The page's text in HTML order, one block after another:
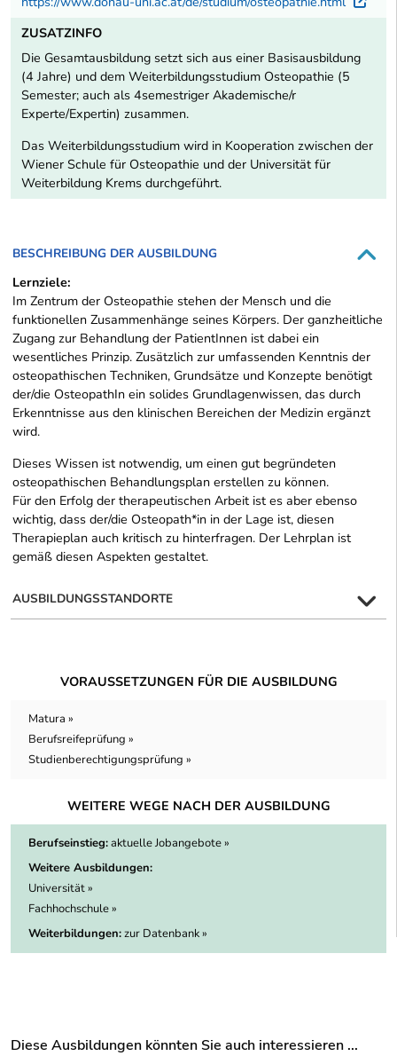
ZUSATZINFO
Die Gesamtausbildung setzt sich aus einer Basisausbildung
(4 Jahre) und dem Weiterbildungsstudium Osteopathie (5
Semester; auch als 4semestriger Akademische/r
Experte/Expertin) zusammen.
Das Weiterbildungsstudium wird in Kooperation zwischen der
Wiener Schule für Osteopathie und der Universität für
Weiterbildung Krems durchgeführt.
BESCHREIBUNG DER AUSBILDUNG
Lernziele:
Im Zentrum der Osteopathie stehen der Mensch und die
funktionellen Zusammenhänge seines Körpers. Der ganzheitliche
Zugang zur Behandlung der PatientInnen ist dabei ein
wesentliches Prinzip. Zusätzlich zur umfassenden Kenntnis der
osteopathischen Techniken, Grundsätze und Konzepte benötigt
der/die OsteopathIn ein solides Grundlagenwissen, das durch
Erkenntnisse aus den klinischen Bereichen der Medizin ergänzt
wird.
Dieses Wissen ist notwendig, um einen gut begründeten
osteopathischen Behandlungsplan erstellen zu können.
Für den Erfolg der therapeutischen Arbeit ist es aber ebenso
wichtig, dass der/die Osteopath*in in der Lage ist, diesen
Therapieplan auch kritisch zu hinterfragen. Der Lehrplan ist
gemäß diesen Aspekten gestaltet.
AUSBILDUNGSSTANDORTE
VORAUSSETZUNGEN FÜR DIE AUSBILDUNG
Matura »
Berufsreifeprüfung »
Studienberechtigungsprüfung »
WEITERE WEGE NACH DER AUSBILDUNG
Berufseinstieg:aktuelle Jobangebote »
Weitere Ausbildungen:
Universität »
Fachhochschule »
Weiterbildungen:zur Datenbank »
Diese Ausbildungen könnten Sie auch interessieren ...